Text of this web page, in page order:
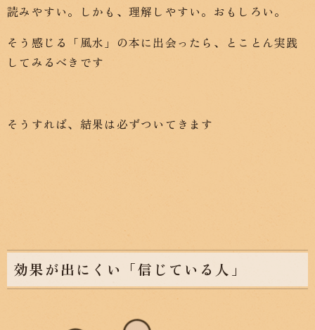
読みやすい。しかも、理解しやすい。おもしろい。
そう感じる「風水」の本に出会ったら、とことん実践
してみるべきです
そうすれば、結果は必ずついてきます
効果が出にくい「信じている人」